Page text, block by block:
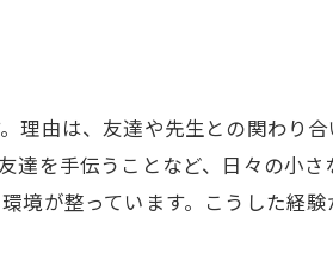
達作りをサポートする方法
びや学びのバランスの秘訣
割で見る毎日の流れと特徴
由は、友達や先生との関わり
を手伝うことなど、日々の小
境が整っています。こうした経